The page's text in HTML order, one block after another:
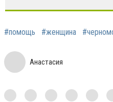
#помощь #женщина
Анастасия